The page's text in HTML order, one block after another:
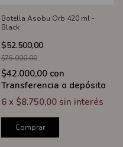
Botella Asobu Orb 420 ml -
Black
$52.500,00
$75.000,00
$42.000,00 con
Transferencia o depósito
6 x $8.750,00 sin interés
Comprar